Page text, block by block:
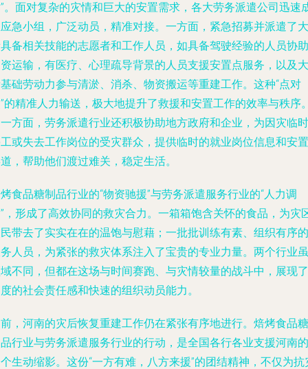
。面对复杂的灾情和巨大的安置需求，各大劳务派遣公司迅速
急小组，广泛动员，精准对接。一方面，紧急招募并派遣了大
备相关技能的志愿者和工作人员，如具备驾驶经验的人员协助
运输，有医疗、心理疏导背景的人员支援安置点服务，以及大
础劳动力参与清淤、消杀、物资搬运等重建工作。这种“点对
的精准人力输送，极大地提升了救援和安置工作的效率与秩序
方面，劳务派遣行业还积极协助地方政府和企业，为因灾临时
或失去工作岗位的受灾群众，提供临时的就业岗位信息和安置
，帮助他们渡过难关，稳定生活。
食品糖制品行业的“物资驰援”与劳务派遣服务行业的“人力调
，形成了高效协同的救灾合力。一箱箱饱含关怀的食品，为灾
带去了实实在在的温饱与慰藉；一批批训练有素、组织有序的
人员，为紧张的救灾体系注入了宝贵的专业力量。两个行业虽
不同，但都在这场与时间赛跑、与灾情较量的战斗中，展现了
的社会责任感和快速的组织动员能力。
，河南的灾后恢复重建工作仍在紧张有序地进行。焙烤食品糖
行业与劳务派遣服务行业的行动，是全国各行各业支援河南的
生动缩影。这份“一方有难，八方来援”的团结精神，不仅为抗